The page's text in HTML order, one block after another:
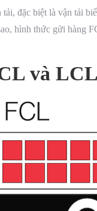
tải, đặc biệt là vận tải
hình thức gửi hàng
và LCL